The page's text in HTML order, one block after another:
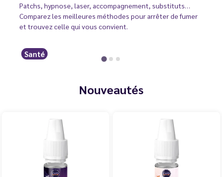
Patchs, hypnose, laser, accompagnement, substituts…
Comparez les meilleures méthodes pour arrêter de fumer
et trouvez celle qui vous convient.
Santé
Nouveautés